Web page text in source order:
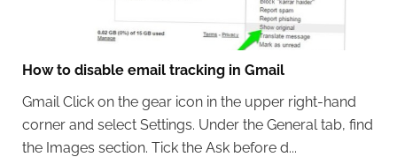
How to disable email tracking in Gmail
Gmail Click on the gear icon in the upper right-hand
corner and select Settings. Under the General tab, find
the Images section. Tick the Ask before d...